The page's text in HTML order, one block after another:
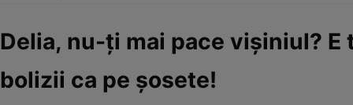
Delia, nu-ți mai pace vișiniul?
bolizii ca pe șosete!